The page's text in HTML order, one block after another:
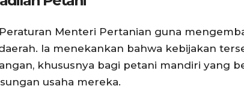
Menteri Pertanian guna
Ia menekankan bahwa kebijakan
khususnya bagi petani mandiri yang
usaha mereka.